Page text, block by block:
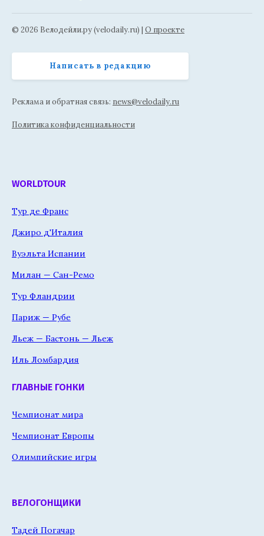
© 2026 Велодейли.ру (velodaily.ru) | О проекте
Написать в редакцию
Реклама и обратная связь: news@velodaily.ru
Политика конфиденциальности
WORLDTOUR
Тур де Франс
Джиро д'Италия
Вуэльта Испании
Милан — Сан-Ремо
Тур Фландрии
Париж — Рубе
Льеж — Бастонь — Льеж
Иль Ломбардия
ГЛАВНЫЕ ГОНКИ
Чемпионат мира
Чемпионат Европы
Олимпийские игры
ВЕЛОГОНЩИКИ
Тадей Погачар